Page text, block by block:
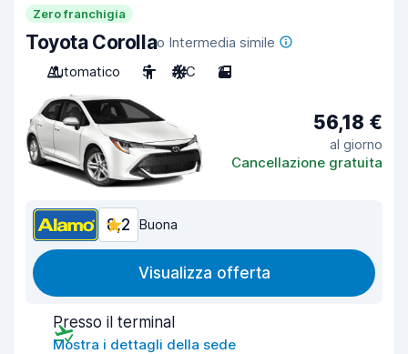
Zero franchigia
Toyota Corollao Intermedia simile
Automatico
5 A/C 2
56,18 €
al giorno
Cancellazione gratuita
8,2 Buona
Visualizza offerta
Presso il terminal
Mostra i dettagli della sede